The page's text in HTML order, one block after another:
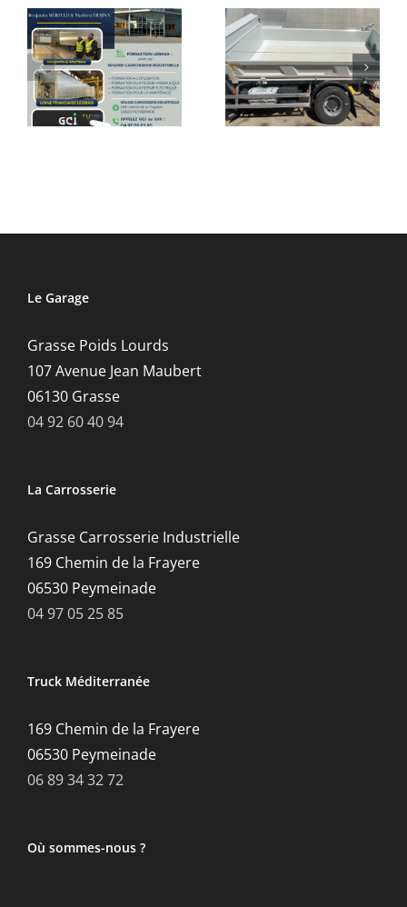
Carrossage
d’une bi-
benne
Retour en
vidéo de
notre
livraison du
Le Garage
Grasse Poids Lourds
107 Avenue Jean Maubert
06130 Grasse
04 92 60 40 94
La Carrosserie
Grasse Carrosserie Industrielle
169 Chemin de la Frayere
06530 Peymeinade
04 97 05 25 85
Truck Méditerranée
169 Chemin de la Frayere
06530 Peymeinade
06 89 34 32 72
Où sommes-nous ?